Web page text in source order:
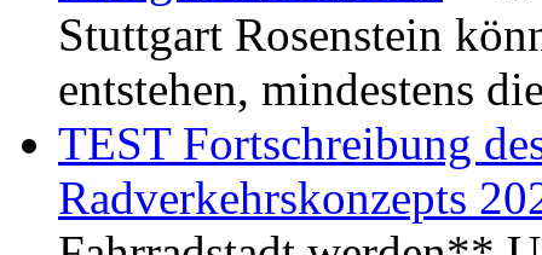
Stuttgart Rosenstein
entstehen, mindestens
TEST Fortschreibung
Radverkehrskonzepts